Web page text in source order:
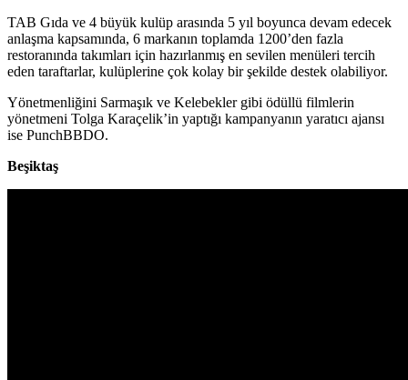
TAB Gıda ve 4 büyük kulüp arasında 5 yıl boyunca devam edecek
anlaşma kapsamında, 6 markanın toplamda 1200’den fazla
restoranında takımları için hazırlanmış en sevilen menüleri tercih
eden taraftarlar, kulüplerine çok kolay bir şekilde destek olabiliyor.
Yönetmenliğini Sarmaşık ve Kelebekler gibi ödüllü filmlerin
yönetmeni Tolga Karaçelik’in yaptığı kampanyanın yaratıcı ajansı
ise PunchBBDO.
Beşiktaş